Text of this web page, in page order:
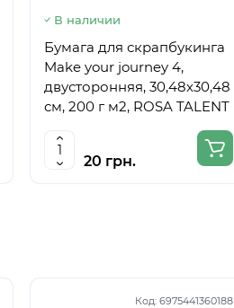
В наличии
Бумага для скрапбукинга
Make your journey 4,
двусторонняя, 30,48х30,48
см, 200 г м2, ROSA TALENT
20 грн.
Код: 6975441360188